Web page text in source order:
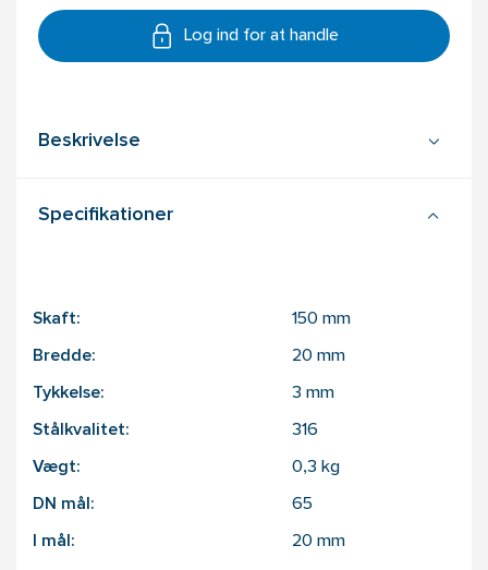
Log ind for at handle
Beskrivelse
Specifikationer
Skaft: 150 mm
Bredde: 20 mm
Tykkelse: 3 mm
Stålkvalitet: 316
Vægt: 0,3 kg
DN mål: 65
I mål: 20 mm